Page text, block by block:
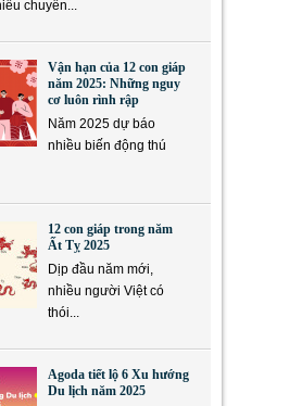
chuyển...
Vận hạn của 12 con giáp
năm 2025: Những nguy
cơ luôn rình rập
Năm 2025 dự báo
nhiều biến động thú
12 con giáp trong năm
Ất Tỵ 2025
Dịp đầu năm mới,
nhiều người Việt có
thói...
Agoda tiết lộ 6 Xu hướng
Du lịch năm 2025